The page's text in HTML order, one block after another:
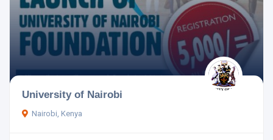
University of Nairobi
Nairobi, Kenya